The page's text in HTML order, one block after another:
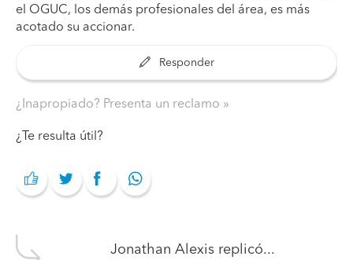
el OGUC, los demás profesionales del área, es más
acotado su accionar.
Responder
¿Inapropiado? Presenta un reclamo
¿Te resulta útil?
Jonathan Alexis replicó...